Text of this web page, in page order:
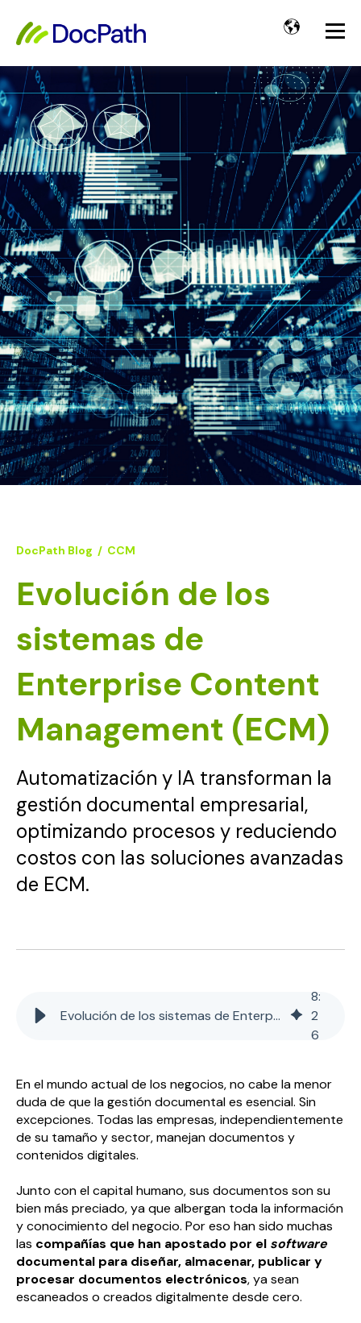
DocPath Blog / CCM
Evolución de los
sistemas de
Enterprise Content
Management (ECM)
Automatización y IA transforman la
gestión documental empresarial,
optimizando procesos y reduciendo
costos con las soluciones avanzadas
de ECM.
Evolución de los sistemas de Enterprise Content Management (ECM)
8:
2
6
En el mundo actual de los negocios, no cabe la menor
duda de que la gestión documental es esencial. Sin
excepciones. Todas las empresas, independientemente
de su tamaño y sector, manejan documentos y
contenidos digitales.
Junto con el capital humano, sus documentos son su
bien más preciado, ya que albergan toda la información
y conocimiento del negocio. Por eso han sido muchas
las compañías que han apostado por el software
documental para diseñar, almacenar, publicar y
procesar documentos electrónicos, ya sean
escaneados o creados digitalmente desde cero.